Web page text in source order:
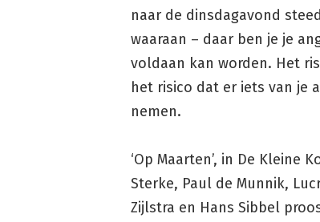
naar de dinsdagavond
waaraan – daar ben je je
voldaan kan worden. Het
het risico dat er iets van je
nemen.
‘Op Maarten’, in De Kleine
Sterke, Paul de Munnik,
Zijlstra en Hans Sibbel